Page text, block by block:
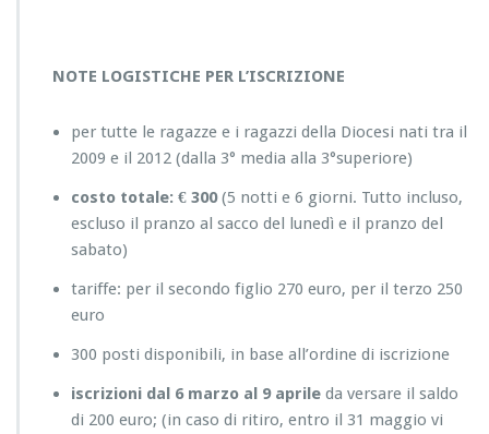
NOTE LOGISTICHE PER L’ISCRIZIONE
per tutte le ragazze e i ragazzi della Diocesi nati tra il
2009 e il 2012 (dalla 3° media alla 3°superiore)
costo totale: € 300(5 notti e 6 giorni. Tutto incluso,
escluso il pranzo al sacco del lunedì e il pranzo del
sabato)
tariffe: per il secondo figlio 270 euro, per il terzo 250
euro
300 posti disponibili, in base all’ordine di iscrizione
iscrizioni dal 6 marzo al 9 aprile da versare il saldo
di 200 euro; (in caso di ritiro, entro il 31 maggio vi